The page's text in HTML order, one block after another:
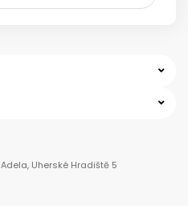
Adela, Uherské Hradiště 5